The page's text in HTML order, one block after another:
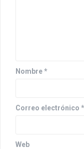
Nombre*
Correo electrónico *
Web